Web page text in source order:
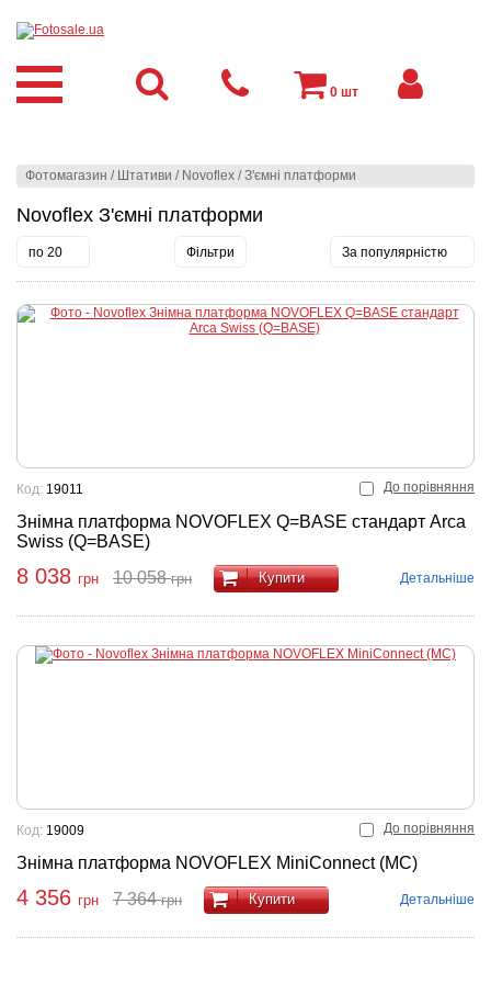
Фотомагазин / Штативи / Novoflex /З'ємні платформи
Novoflex З'ємні платформи
по 20 Фільтри За популярністю
До порівняння
Знімна платформа NOVOFLEX Q=BASE стандарт Arca
Swiss (Q=BASE)
Код: 19011
8 038 грн 10 058грн Купити Детальніше
До порівняння
Знімна платформа NOVOFLEX MiniConnect (MC)
Код: 19009
4 356 грн 7 364грн Купити Детальніше
0 шт